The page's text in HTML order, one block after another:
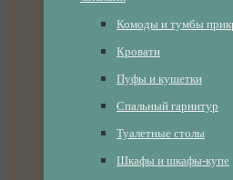
Комоды и тумбы
Кровати
Пуфы и кушетки
Спальный гарнитур
Туалетные столы
Шкафы и шкафы-купе